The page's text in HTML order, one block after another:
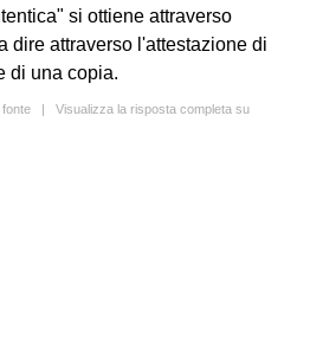
si ottiene attraverso
dire attraverso l'attestazione di
di una copia.
fonte | Visualizza la risposta completa su